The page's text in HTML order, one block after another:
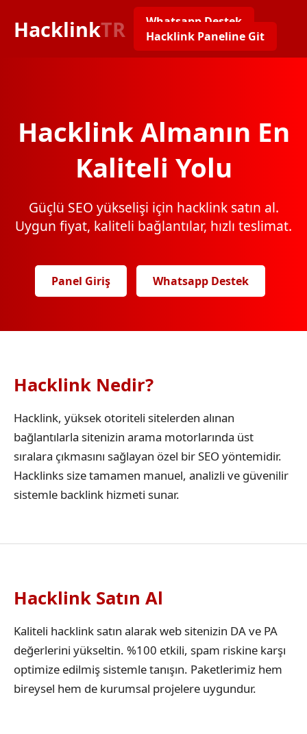
HacklinkTR
Whatsapp Destek
Hacklink Paneline Git
Hacklink Almanın En
Kaliteli Yolu
Güçlü SEO yükselişi için hacklink satın al.
Uygun fiyat, kaliteli bağlantılar, hızlı teslimat.
Panel Giriş Whatsapp Destek
Hacklink Nedir?
Hacklink, yüksek otoriteli sitelerden alınan
bağlantılarla sitenizin arama motorlarında üst
sıralara çıkmasını sağlayan özel bir SEO yöntemidir.
Hacklinks size tamamen manuel, analizli ve güvenilir
sistemle backlink hizmeti sunar.
Hacklink Satın Al
Kaliteli hacklink satın alarak web sitenizin DA ve PA
değerlerini yükseltin. %100 etkili, spam riskine karşı
optimize edilmiş sistemle tanışın. Paketlerimiz hem
bireysel hem de kurumsal projelere uygundur.